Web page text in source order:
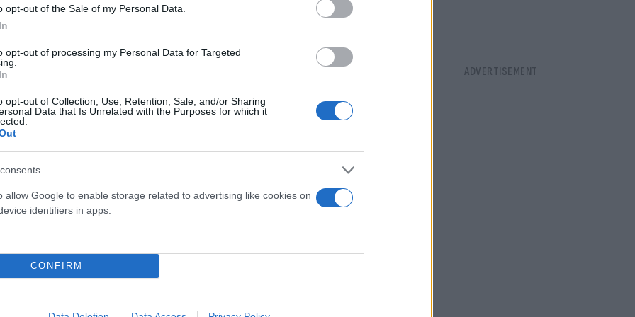
opt-out of the Sale of my Personal Data.
opt-out of processing my Personal Data for Targeted
opt-out of Collection, Use, Retention, Sale, and/or Sharing
Data that Is Unrelated with the Purposes for which it
allow Google to enable storage related to advertising like cookies on
identifiers in apps.
CONFIRM
στη διάθεση του προπονητή του Παναθηναϊκού,
(17/10) κόντρα στην